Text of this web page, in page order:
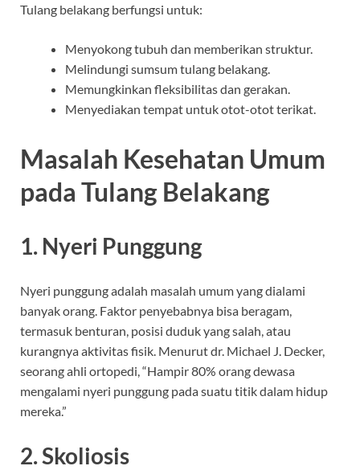
Tulang belakang berfungsi untuk:
Menyokong tubuh dan memberikan struktur.
Melindungi sumsum tulang belakang.
Memungkinkan fleksibilitas dan gerakan.
Menyediakan tempat untuk otot-otot terikat.
Masalah Kesehatan Umum
pada Tulang Belakang
1. Nyeri Punggung
Nyeri punggung adalah masalah umum yang dialami
banyak orang. Faktor penyebabnya bisa beragam,
termasuk benturan, posisi duduk yang salah, atau
kurangnya aktivitas fisik. Menurut dr. Michael J. Decker,
seorang ahli ortopedi, “Hampir 80% orang dewasa
mengalami nyeri punggung pada suatu titik dalam hidup
mereka.”
2. Skoliosis